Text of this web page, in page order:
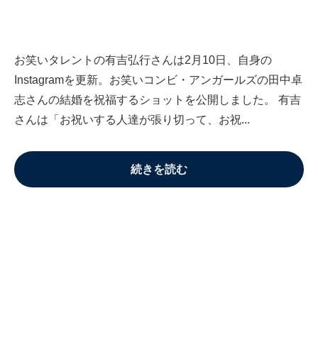
お笑いタレントの有吉弘行さんは2月10日、自身の
Instagramを更新。お笑いコンビ・アンガールズの田中卓
志さんの結婚を祝福するショットを公開しました。 有吉
さんは「お祝いする人達が張り切って、お祝...
続きを読む